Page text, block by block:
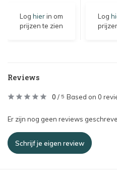
Log hierin om
prijzen te zien
Log
Reviews
0 / 5 Based on 0
Er zijn nog geen reviews
Schrijf je eigen review